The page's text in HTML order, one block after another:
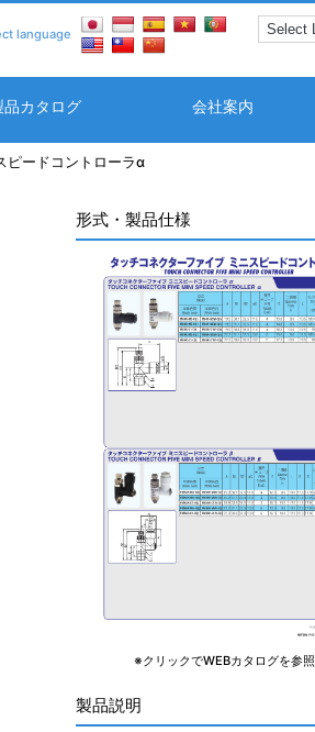
language
品カタログ 会社案内
ピードコントローラα
形式・製品仕様
※クリックでWEBカタログを参照
製品説明